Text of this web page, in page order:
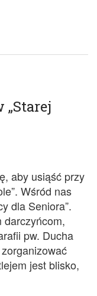
aby usiąść przy
Wśród nas
dla Seniora”.
darczyńcom,
pw. Ducha
jest blisko,